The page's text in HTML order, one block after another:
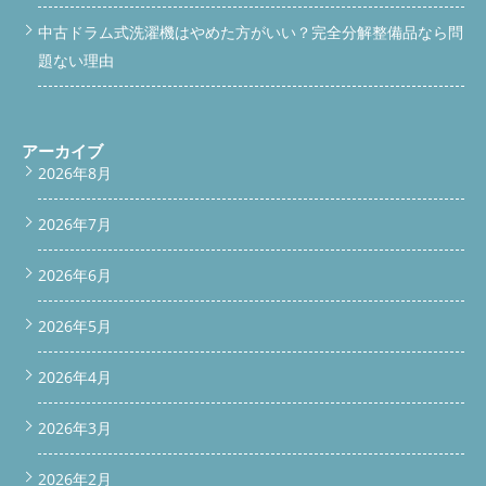
を見る .vertical-link-block { background-color: #FFF8E1; border:
1px solid #FFD699; padding: 24px; margin: 24px 0; text-align:
center; border-radius: 10px; } .vertical-link-block p { font-size:
16px; color: #333; margin: 20px 0; /* 上下に余白 */ line-height:
28px; width: 220px; /* 幅統一 */ border-radius: 6px; text-
decoration: none; transition: opacity 0.3s; text-align: center;
margin: 0 auto; /* 中央揃え */ } /* サービス一覧ボタン：緑 */
color: #fff; } .vertical-link-block .service-button:hover { opacity:
0.9; } /* 料金表ボタン：オレンジ */ .vertical-link-block .price-
button { background-color: #FF7A2D; color: #fff; } .vertical-link-
block .price-button:hover { opacity: 0.9; } 続きを読む
ら、早めに分解洗浄をおすすめします。見えない部分に汚れが溜
まっていることが多く、表面だけの掃除では改善しません。 当
い合わせ
キンが少し外れてるだけなら、自分で直せますか？ A. 一時的に
押し込めても、すぐに再発する可能性が高いため、交換をおすす
めします。 Q2. 修理だけお願いして、清掃はしなくて大丈夫です
か？ A. 修理だけでは汚れが残っているため、再び乾燥不良が出
す。ペットの毛が多いご家庭や、毎日使う方は半年に1回が目安
です。 Q4. 出張費はかかりますか？ A. 基本エリア（埼玉・東
京・神奈川・群馬）は無料です。遠方は別途ご案内します。 ま
VX800BLの乾燥不良やニオイ問題は、糸くずフィルターの掃除だ
けでは改善しません。今回のように「脱水カバーの不具合」「内
部のホコリ詰まり」など、見えないトラブルが原因のことも多い
です。 ちょっとでも気になるサインが出てきたら、早めのご相
談をおすすめします。放っておくと、ヒーターや基板が故障し、
大がかりな修理になることもあります。 対応エリア・店舗情報
中古ドラム式洗濯機はやめた方がいい？完全分解整備品なら問
題ない理由
アーカイブ
2026年8月
2026年7月
2026年6月
2026年5月
2026年4月
2026年3月
2026年2月